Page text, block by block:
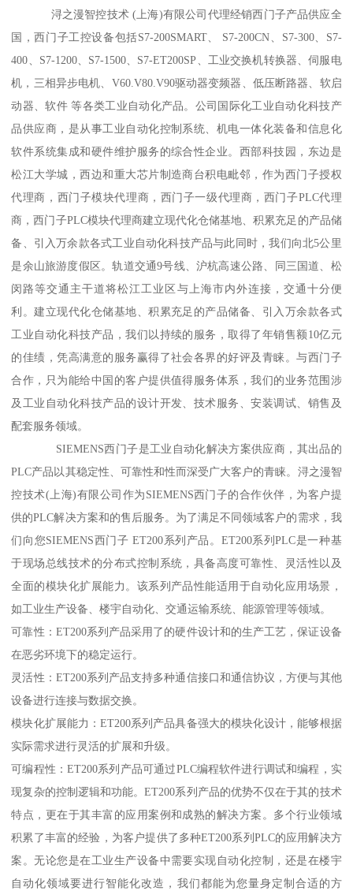
浔之漫智控技术 (上海)有限公司代理经销西门子产品供应全
国，西门子工控设备包括S7-200SMART、 S7-200CN、S7-300、S7-
400、S7-1200、S7-1500、S7-ET200SP、工业交换机转换器、伺服电
机，三相异步电机、V60.V80.V90驱动器变频器、低压断路器、软启
动器、软件 等各类工业自动化产品。公司国际化工业自动化科技产
品供应商，是从事工业自动化控制系统、机电一体化装备和信息化
软件系统集成和硬件维护服务的综合性企业。西部科技园，东边是
松江大学城，西边和重大芯片制造商台积电毗邻，作为西门子授权
代理商，西门子模块代理商，西门子一级代理商，西门子PLC代理
商，西门子PLC模块代理商建立现代化仓储基地、积累充足的产品储
备、引入万余款各式工业自动化科技产品与此同时，我们向北5公里
是余山旅游度假区。轨道交通9号线、沪杭高速公路、同三国道、松
闵路等交通主干道将松江工业区与上海市内外连接，交通十分便
利。建立现代化仓储基地、积累充足的产品储备、引入万余款各式
工业自动化科技产品，我们以持续的服务，取得了年销售额10亿元
的佳绩，凭高满意的服务赢得了社会各界的好评及青睐。与西门子
合作，只为能给中国的客户提供值得服务体系，我们的业务范围涉
及工业自动化科技产品的设计开发、技术服务、安装调试、销售及
配套服务领域。
SIEMENS西门子是工业自动化解决方案供应商，其出品的
PLC产品以其稳定性、可靠性和性而深受广大客户的青睐。浔之漫智
控技术(上海)有限公司作为SIEMENS西门子的合作伙伴，为客户提
供的PLC解决方案和的售后服务。为了满足不同领域客户的需求，我
们向您SIEMENS西门子 ET200系列产品。ET200系列PLC是一种基
于现场总线技术的分布式控制系统，具备高度可靠性、灵活性以及
全面的模块化扩展能力。该系列产品性能适用于自动化应用场景，
如工业生产设备、楼宇自动化、交通运输系统、能源管理等领域。
可靠性：ET200系列产品采用了的硬件设计和的生产工艺，保证设备
在恶劣环境下的稳定运行。
灵活性：ET200系列产品支持多种通信接口和通信协议，方便与其他
设备进行连接与数据交换。
模块化扩展能力：ET200系列产品具备强大的模块化设计，能够根据
实际需求进行灵活的扩展和升级。
可编程性：ET200系列产品可通过PLC编程软件进行调试和编程，实
现复杂的控制逻辑和功能。ET200系列产品的优势不仅在于其的技术
特点，更在于其丰富的应用案例和成熟的解决方案。多个行业领域
积累了丰富的经验，为客户提供了多种ET200系列PLC的应用解决方
案。无论您是在工业生产设备中需要实现自动化控制，还是在楼宇
自动化领域要进行智能化改造，我们都能为您量身定制合适的方